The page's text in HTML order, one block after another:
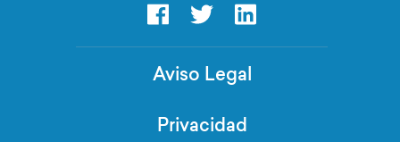
Aviso Legal
Privacidad